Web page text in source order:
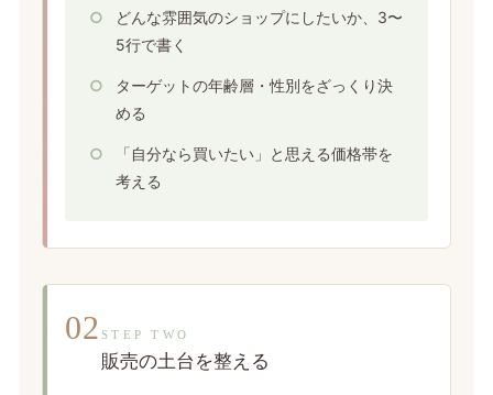
どんな雰囲気のショップにしたいか、3〜
5行で書く
ターゲットの年齢層・性別をざっくり決
める
「自分なら買いたい」と思える価格帯を
考える
02 STEP TWO
販売の土台を整える